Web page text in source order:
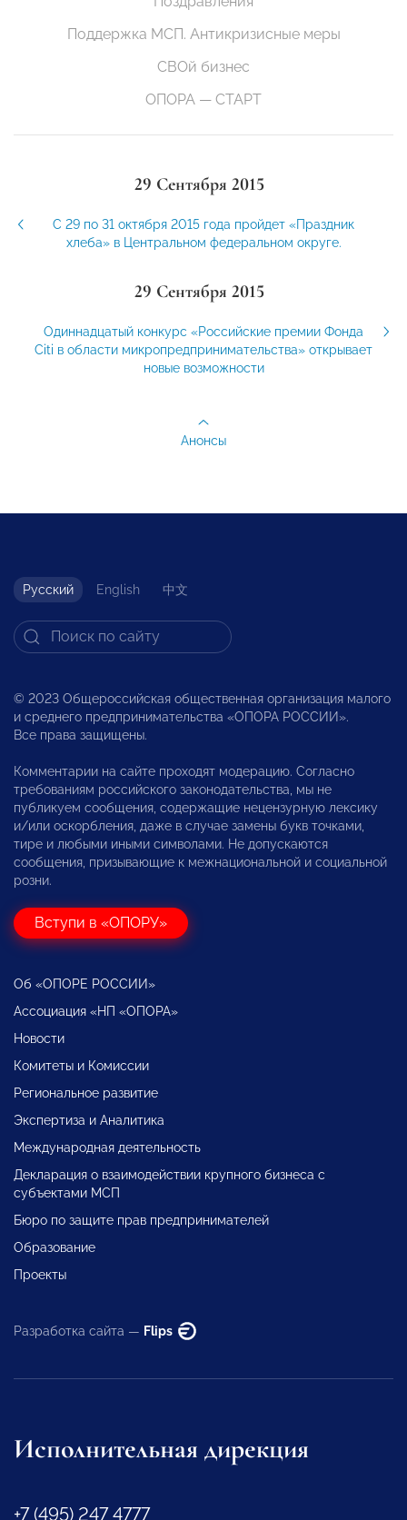
Поддержка МСП. Антикризисные меры
СВОй бизнес
ОПОРА — СТАРТ
29 Сентября 2015
C 29 по 31 октября 2015 года пройдет «Праздник
хлеба» в Центральном федеральном округе.
29 Сентября 2015
Одиннадцатый конкурс «Российские премии Фонда
Citi в области микропредпринимательства» открывает
новые возможности
Анонсы
Русский English 中文
© 2023 Общероссийская общественная организация малого
и среднего предпринимательства «ОПОРА РОССИИ».
Все права защищены.
Комментарии на сайте проходят модерацию. Согласно
требованиям российского законодательства, мы не
публикуем сообщения, содержащие нецензурную лексику
и/или оскорбления, даже в случае замены букв точками,
тире и любыми иными символами. Не допускаются
сообщения, призывающие к межнациональной и социальной
розни.
Вступи в «ОПОРУ»
Об «ОПОРЕ РОССИИ»
Ассоциация «НП «ОПОРА»
Новости
Комитеты и Комиссии
Региональное развитие
Экспертиза и Аналитика
Международная деятельность
Декларация о взаимодействии крупного бизнеса с
субъектами МСП
Бюро по защите прав предпринимателей
Образование
Проекты
Разработка сайта — Flips
Исполнительная дирекция
+7 (495) 247 4777